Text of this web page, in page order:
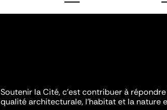
Soutenir la Cité, c'est contribuer à
qualité architecturale, l'habitat et la nature